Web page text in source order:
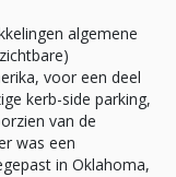
algemene
voor een deel
kerb-side parking,
van de
was een
in Oklahoma,